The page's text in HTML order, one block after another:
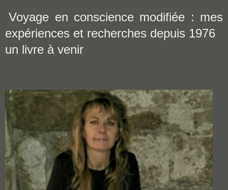
Voyage en conscience modifiée : mes
expériences et recherches depuis 1976
un livre à venir